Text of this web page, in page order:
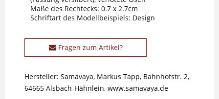
Maße des Rechtecks: 0.7 x 2.7cm
Schriftart des Modellbeispiels: Design
Fragen zum Artikel?
Hersteller: Samavaya, Markus Tapp, Bahnhofstr. 2,
64665 Alsbach-Hähnlein, www.samavaya.de